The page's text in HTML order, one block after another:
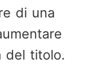
di una
del titolo.